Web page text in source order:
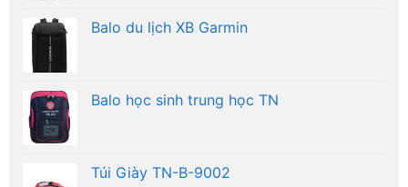
Balo du lịch XB Garmin
Balo học sinh trung học TN
Túi Giày TN-B-9002